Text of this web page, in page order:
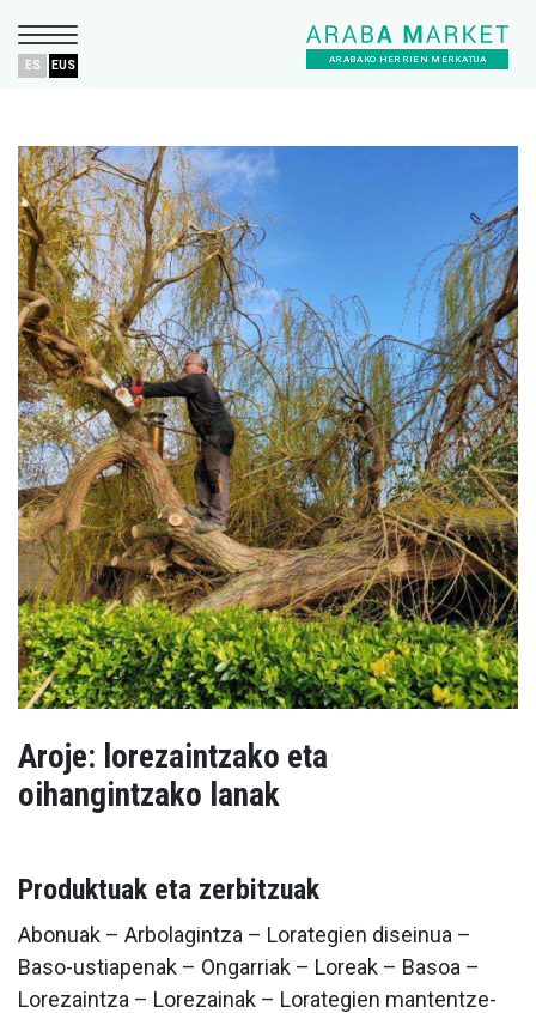
ARABAKO HERRIEN MERKATUA
ES EUS
Aroje: lorezaintzako eta
oihangintzako lanak
Produktuak eta zerbitzuak
Abonuak – Arbolagintza – Lorategien diseinua –
Baso-ustiapenak – Ongarriak – Loreak – Basoa –
Lorezaintza – Lorezainak – Lorategien mantentze-